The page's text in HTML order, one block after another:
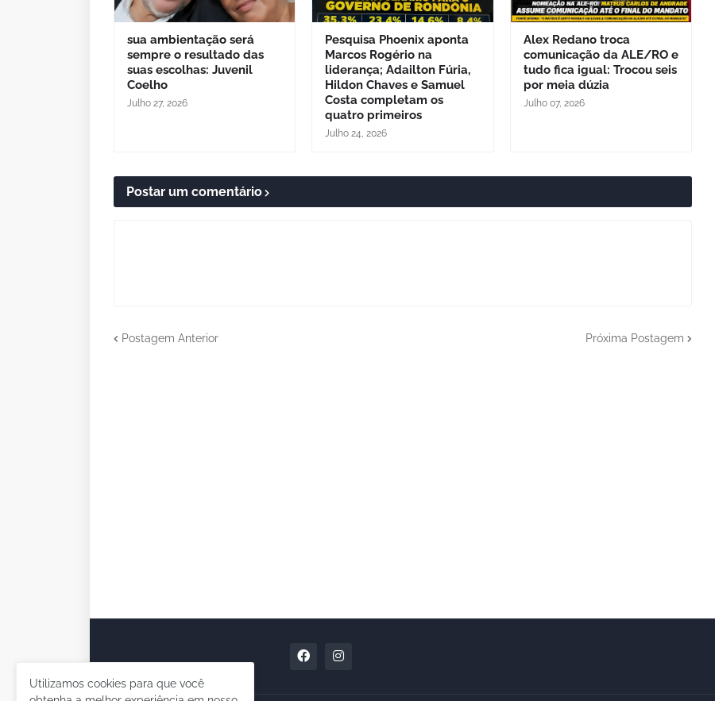
sua ambientação será
sempre o resultado das
suas escolhas: Juvenil
Coelho
Julho 27, 2026
Pesquisa Phoenix aponta
Marcos Rogério na
liderança; Adailton Fúria,
Hildon Chaves e Samuel
Costa completam os
quatro primeiros
Julho 24, 2026
Alex Redano troca
comunicação da ALE/RO e
tudo fica igual: Trocou seis
por meia dúzia
Julho 07, 2026
Postar um comentário
Postagem Anterior Próxima Postagem
Utilizamos cookies para que você